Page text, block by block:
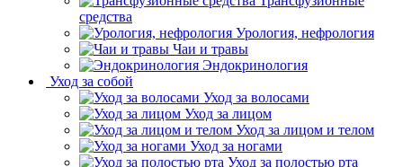
средства
Урология, нефрология
Чаи и травы
Эндокринология
Уход за собой
Уход за волосами
Уход за лицом
Уход за лицом и телом
Уход за ногами
Уход за полостью рта